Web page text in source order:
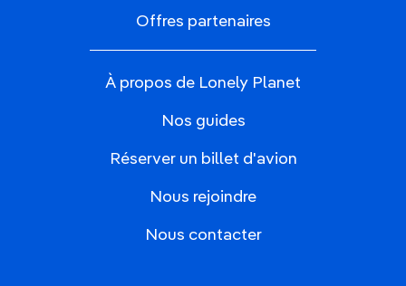
Offres partenaires
À propos de Lonely Planet
Nos guides
Réserver un billet d'avion
Nous rejoindre
Nous contacter